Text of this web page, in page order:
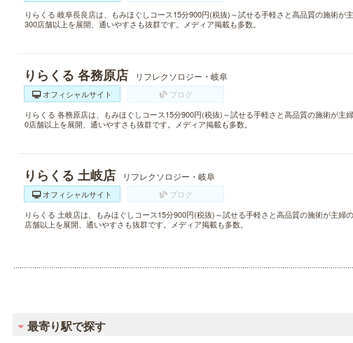
りらくる 岐阜長良店は、もみほぐしコース15分900円(税抜)～試せる手軽さと高品質の施術が
300店舗以上を展開、通いやすさも抜群です。メディア掲載も多数。
りらくる 各務原店 リフレクソロジー・岐阜
オフィシャルサイト
ブログ
りらくる 各務原店は、もみほぐしコース15分900円(税抜)～試せる手軽さと高品質の施術が主
0店舗以上を展開、通いやすさも抜群です。メディア掲載も多数。
りらくる 土岐店 リフレクソロジー・岐阜
オフィシャルサイト
ブログ
りらくる 土岐店は、もみほぐしコース15分900円(税抜)～試せる手軽さと高品質の施術が主婦
店舗以上を展開、通いやすさも抜群です。メディア掲載も多数。
最寄り駅で探す